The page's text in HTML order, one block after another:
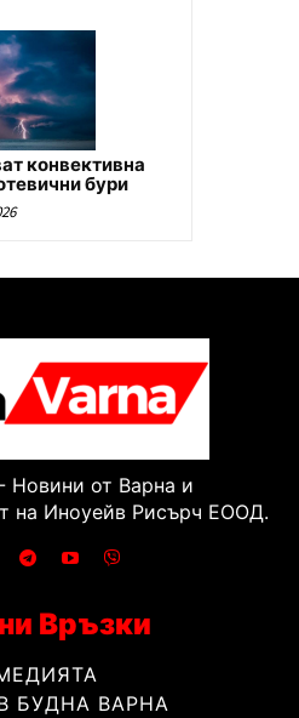
конвективна
бури
Новини от Варна и
на Иноуейв Рисърч ЕООД.
Връзки
БУДНА ВАРНА